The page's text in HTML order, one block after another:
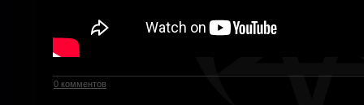
0 комментов